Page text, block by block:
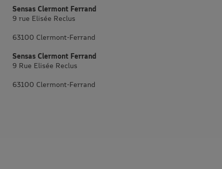
Sensas Clermont Ferrand
9 rue Elisée Reclus
63100 Clermont-Ferrand
Sensas Clermont Ferrand
9 Rue Elisée Reclus
63100 Clermont-Ferrand